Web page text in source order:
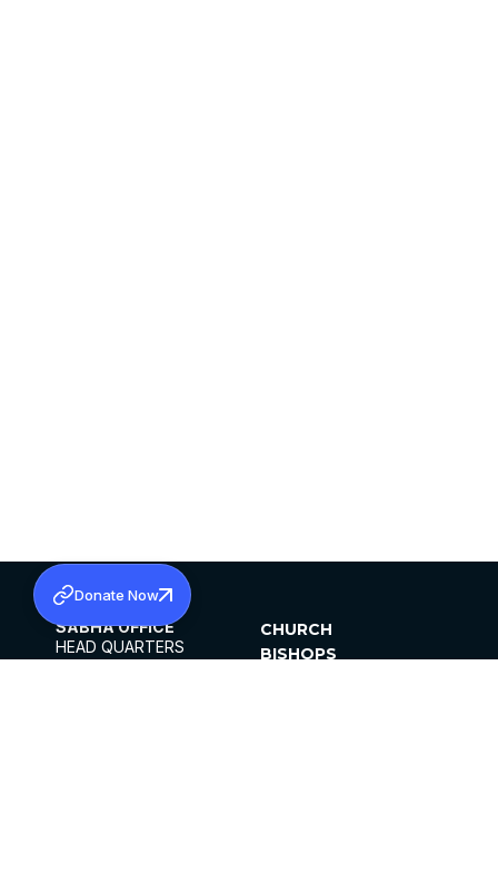
SABHA OFFICE
HEAD QUARTERS
CHURCH
BISHOPS
Donate Now